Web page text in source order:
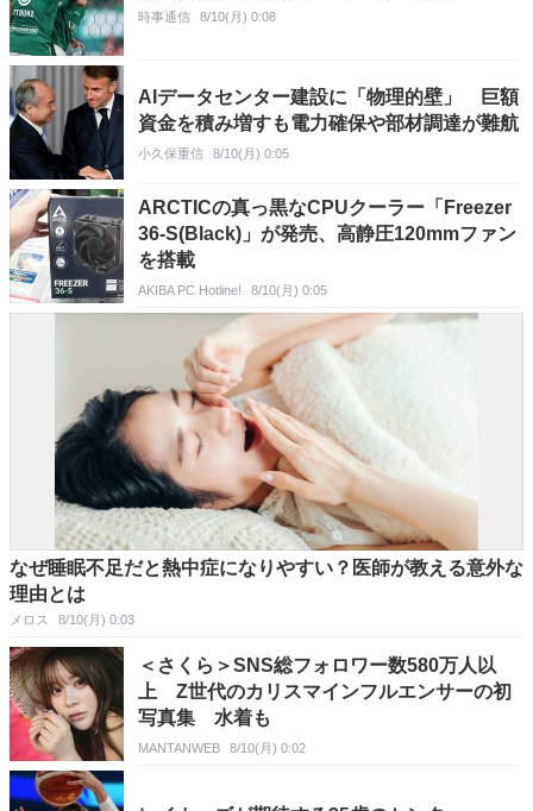
時事通信 8/10(月) 0:08
AIデータセンター建設に「物理的壁」 巨額
資金を積み増すも電力確保や部材調達が難航
小久保重信 8/10(月) 0:05
ARCTICの真っ黒なCPUクーラー「Freezer
36-S(Black)」が発売、高静圧120mmファン
を搭載
AKIBA PC Hotline! 8/10(月) 0:05
なぜ睡眠不足だと熱中症になりやすい？医師が教える意外な
理由とは
メロス 8/10(月) 0:03
＜さくら＞SNS総フォロワー数580万人以
上 Z世代のカリスマインフルエンサーの初
写真集 水着も
MANTANWEB 8/10(月) 0:02